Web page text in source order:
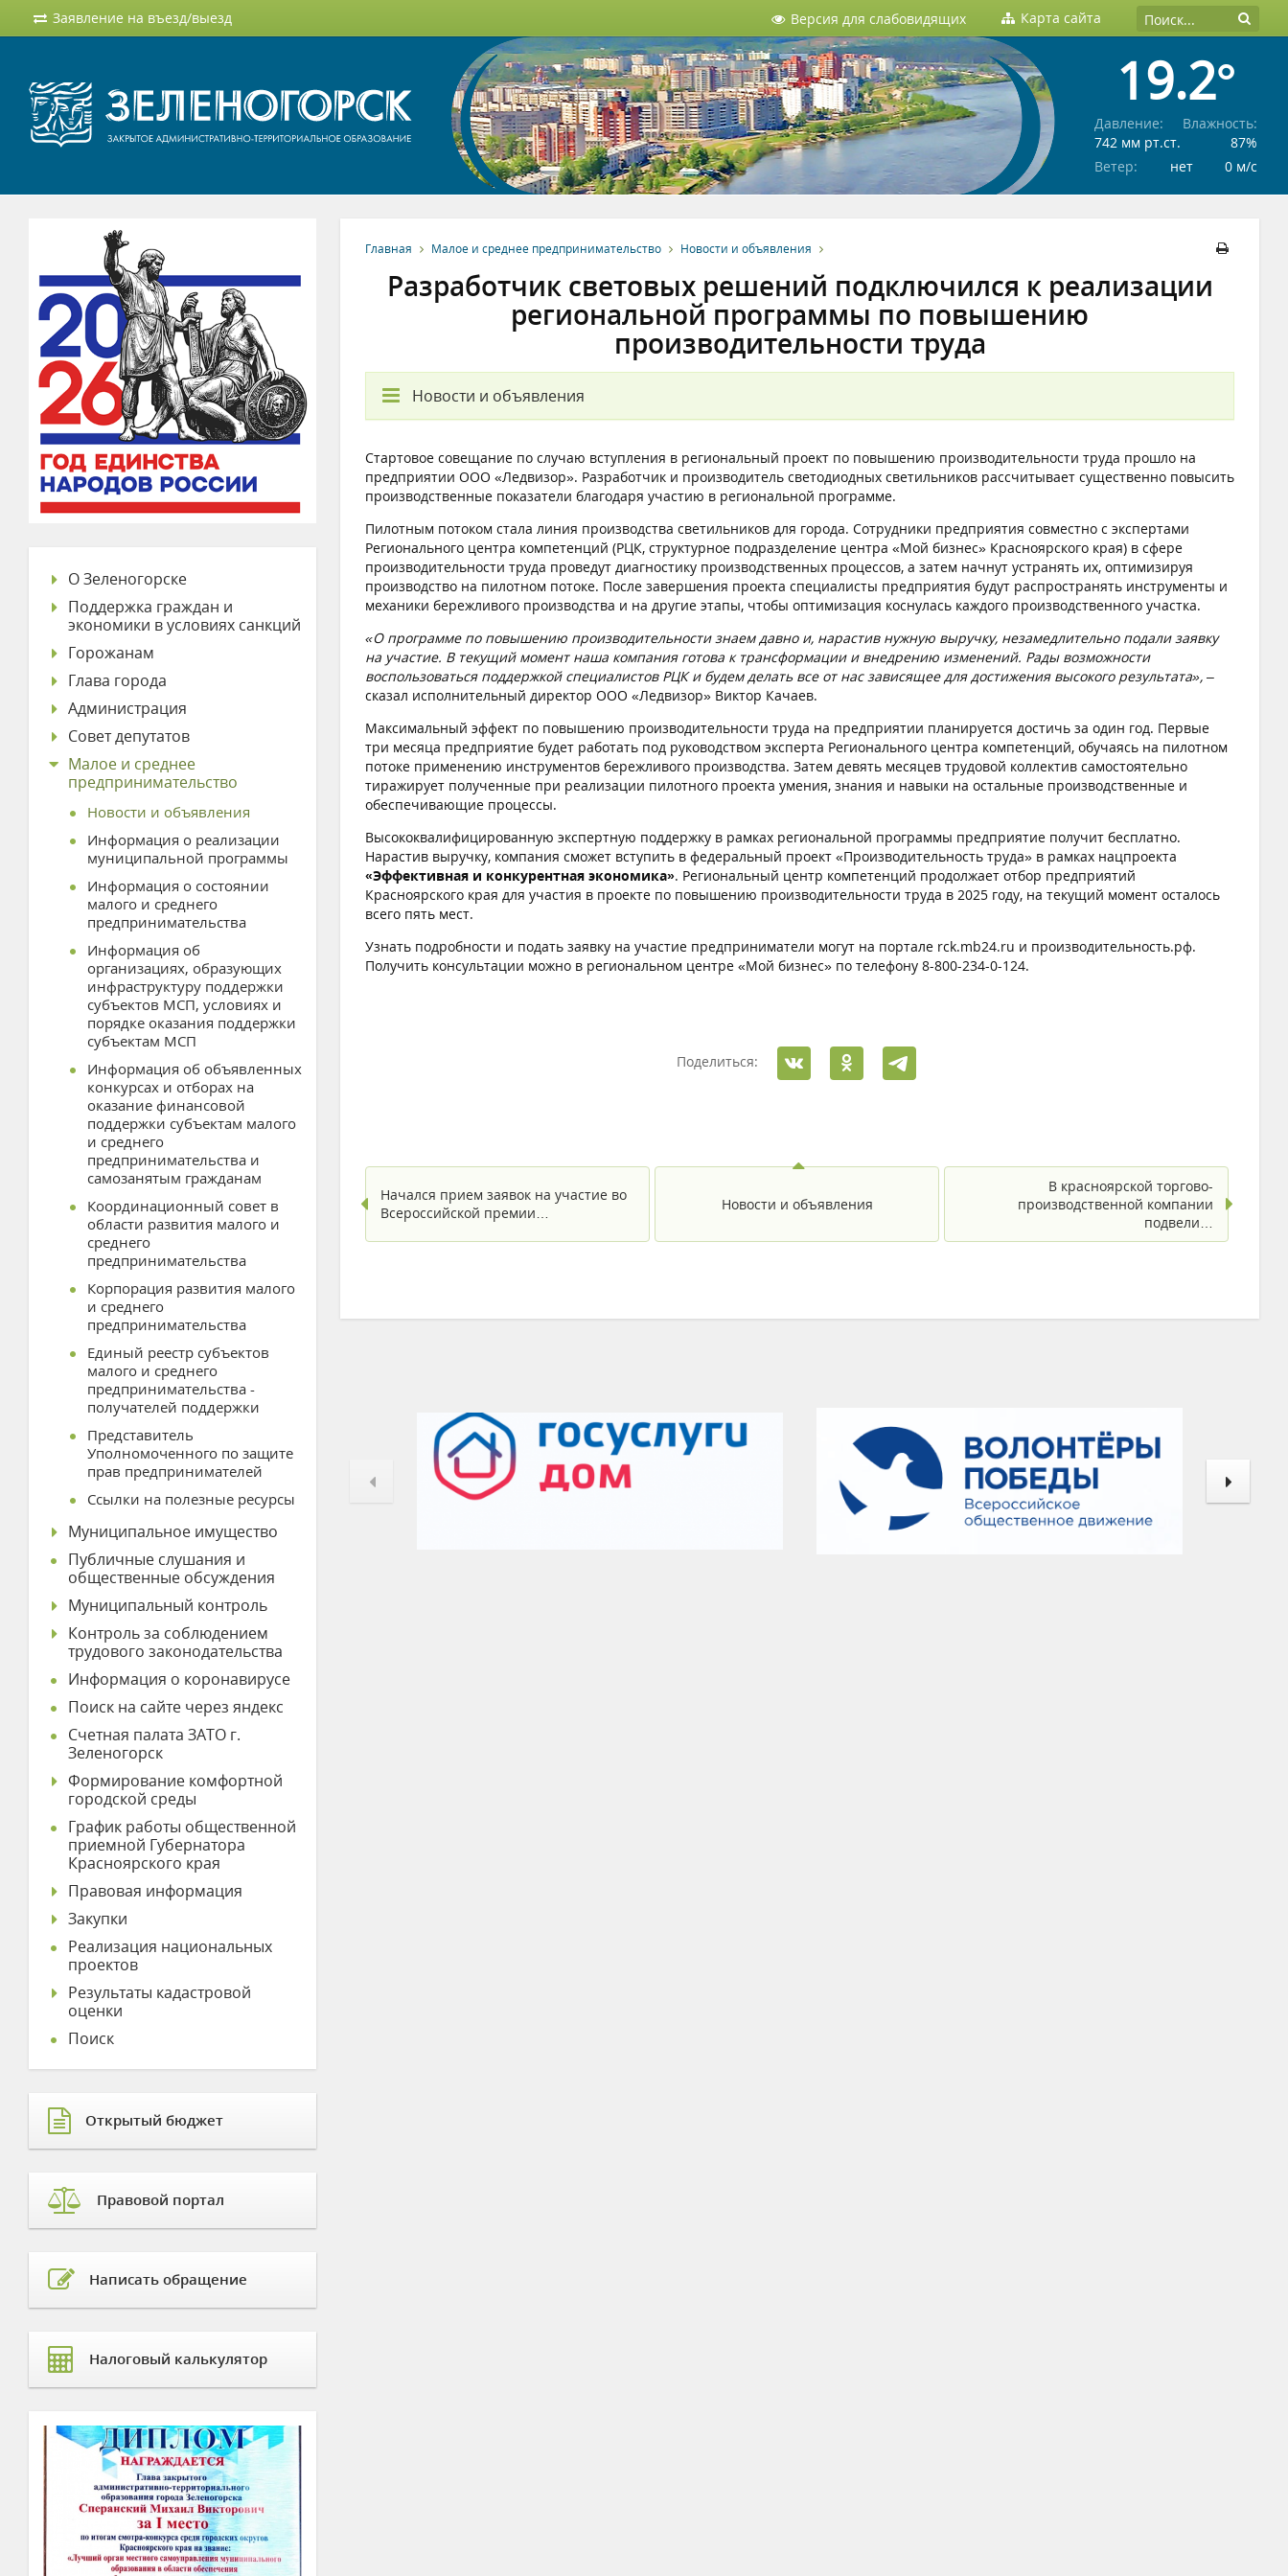
Заявление на въезд/выезд Версия для слабовидящих Карта сайта
19.2°
Давление:
742 мм рт.ст.
Влажность:
87%
Ветер:
нет 0 м/c
Главная Малое и среднее предпринимательство Новости и объявления
Разработчик световых решений подключился к реализации
региональной программы по повышению
производительности труда
Новости и объявления
Стартовое совещание по случаю вступления в региональный проект по повышению производительности труда прошло на
предприятии ООО «Ледвизор». Разработчик и производитель светодиодных светильников рассчитывает существенно повысить
производственные показатели благодаря участию в региональной программе.
Пилотным потоком стала линия производства светильников для города. Сотрудники предприятия совместно с экспертами
Регионального центра компетенций (РЦК, структурное подразделение центра «Мой бизнес» Красноярского края) в сфере
производительности труда проведут диагностику производственных процессов, а затем начнут устранять их, оптимизируя
производство на пилотном потоке. После завершения проекта специалисты предприятия будут распространять инструменты и
механики бережливого производства и на другие этапы, чтобы оптимизация коснулась каждого производственного участка.
«О программе по повышению производительности знаем давно и, нарастив нужную выручку, незамедлительно подали заявку
на участие. В текущий момент наша компания готова к трансформации и внедрению изменений. Рады возможности
воспользоваться поддержкой специалистов РЦК и будем делать все от нас зависящее для достижения высокого результата», –
сказал исполнительный директор ООО «Ледвизор» Виктор Качаев.
Максимальный эффект по повышению производительности труда на предприятии планируется достичь за один год. Первые
три месяца предприятие будет работать под руководством эксперта Регионального центра компетенций, обучаясь на пилотном
потоке применению инструментов бережливого производства. Затем девять месяцев трудовой коллектив самостоятельно
тиражирует полученные при реализации пилотного проекта умения, знания и навыки на остальные производственные и
обеспечивающие процессы.
Высококвалифицированную экспертную поддержку в рамках региональной программы предприятие получит бесплатно.
Нарастив выручку, компания сможет вступить в федеральный проект «Производительность труда» в рамках нацпроекта
«Эффективная и конкурентная экономика». Региональный центр компетенций продолжает отбор предприятий
Красноярского края для участия в проекте по повышению производительности труда в 2025 году, на текущий момент осталось
всего пять мест.
Узнать подробности и подать заявку на участие предприниматели могут на портале rck.mb24.ru и производительность.рф.
Получить консультации можно в региональном центре «Мой бизнес» по телефону 8-800-234-0-124.
Поделиться:
Начался прием заявок на участие во
Всероссийской премии…
Новости и объявления
В красноярской торгово-
производственной компании
подвели…
О Зеленогорске
Поддержка граждан и
экономики в условиях санкций
Горожанам
Глава города
Администрация
Совет депутатов
Малое и среднее
предпринимательство
Новости и объявления
Информация о реализации
муниципальной программы
Информация о состоянии
малого и среднего
предпринимательства
Информация об
организациях, образующих
инфраструктуру поддержки
субъектов МСП, условиях и
порядке оказания поддержки
субъектам МСП
Информация об объявленных
конкурсах и отборах на
оказание финансовой
поддержки субъектам малого
и среднего
предпринимательства и
самозанятым гражданам
Координационный совет в
области развития малого и
среднего
предпринимательства
Корпорация развития малого
и среднего
предпринимательства
Единый реестр субъектов
малого и среднего
предпринимательства -
получателей поддержки
Представитель
Уполномоченного по защите
прав предпринимателей
Ссылки на полезные ресурсы
Муниципальное имущество
Публичные слушания и
общественные обсуждения
Муниципальный контроль
Контроль за соблюдением
трудового законодательства
Информация о коронавирусе
Поиск на сайте через яндекс
Счетная палата ЗАТО г.
Зеленогорск
Формирование комфортной
городской среды
График работы общественной
приемной Губернатора
Красноярского края
Правовая информация
Закупки
Реализация национальных
проектов
Результаты кадастровой
оценки
Поиск
Открытый бюджет
Правовой портал
Написать обращение
Налоговый калькулятор